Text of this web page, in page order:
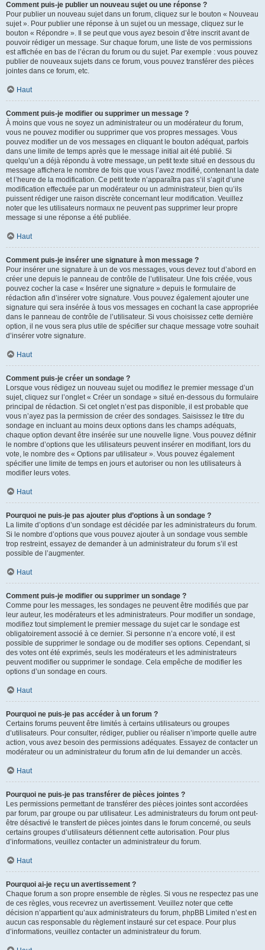
Comment puis-je publier un nouveau sujet ou une réponse ?
Pour publier un nouveau sujet dans un forum, cliquez sur le bouton « Nouveau
sujet ». Pour publier une réponse à un sujet ou un message, cliquez sur le
bouton « Répondre ». Il se peut que vous ayez besoin d’être inscrit avant de
pouvoir rédiger un message. Sur chaque forum, une liste de vos permissions
est affichée en bas de l’écran du forum ou du sujet. Par exemple : vous pouvez
publier de nouveaux sujets dans ce forum, vous pouvez transférer des pièces
jointes dans ce forum, etc.
Haut
Comment puis-je modifier ou supprimer un message ?
À moins que vous ne soyez un administrateur ou un modérateur du forum,
vous ne pouvez modifier ou supprimer que vos propres messages. Vous
pouvez modifier un de vos messages en cliquant le bouton adéquat, parfois
dans une limite de temps après que le message initial ait été publié. Si
quelqu’un a déjà répondu à votre message, un petit texte situé en dessous du
message affichera le nombre de fois que vous l’avez modifié, contenant la date
et l’heure de la modification. Ce petit texte n’apparaîtra pas s’il s’agit d’une
modification effectuée par un modérateur ou un administrateur, bien qu’ils
puissent rédiger une raison discrète concernant leur modification. Veuillez
noter que les utilisateurs normaux ne peuvent pas supprimer leur propre
message si une réponse a été publiée.
Haut
Comment puis-je insérer une signature à mon message ?
Pour insérer une signature à un de vos messages, vous devez tout d’abord en
créer une depuis le panneau de contrôle de l’utilisateur. Une fois créée, vous
pouvez cocher la case « Insérer une signature » depuis le formulaire de
rédaction afin d’insérer votre signature. Vous pouvez également ajouter une
signature qui sera insérée à tous vos messages en cochant la case appropriée
dans le panneau de contrôle de l’utilisateur. Si vous choisissez cette dernière
option, il ne vous sera plus utile de spécifier sur chaque message votre souhait
d’insérer votre signature.
Haut
Comment puis-je créer un sondage ?
Lorsque vous rédigez un nouveau sujet ou modifiez le premier message d’un
sujet, cliquez sur l’onglet « Créer un sondage » situé en-dessous du formulaire
principal de rédaction. Si cet onglet n’est pas disponible, il est probable que
vous n’ayez pas la permission de créer des sondages. Saisissez le titre du
sondage en incluant au moins deux options dans les champs adéquats,
chaque option devant être insérée sur une nouvelle ligne. Vous pouvez définir
le nombre d’options que les utilisateurs peuvent insérer en modifiant, lors du
vote, le nombre des « Options par utilisateur ». Vous pouvez également
spécifier une limite de temps en jours et autoriser ou non les utilisateurs à
modifier leurs votes.
Haut
Pourquoi ne puis-je pas ajouter plus d’options à un sondage ?
La limite d’options d’un sondage est décidée par les administrateurs du forum.
Si le nombre d’options que vous pouvez ajouter à un sondage vous semble
trop restreint, essayez de demander à un administrateur du forum s’il est
possible de l’augmenter.
Haut
Comment puis-je modifier ou supprimer un sondage ?
Comme pour les messages, les sondages ne peuvent être modifiés que par
leur auteur, les modérateurs et les administrateurs. Pour modifier un sondage,
modifiez tout simplement le premier message du sujet car le sondage est
obligatoirement associé à ce dernier. Si personne n’a encore voté, il est
possible de supprimer le sondage ou de modifier ses options. Cependant, si
des votes ont été exprimés, seuls les modérateurs et les administrateurs
peuvent modifier ou supprimer le sondage. Cela empêche de modifier les
options d’un sondage en cours.
Haut
Pourquoi ne puis-je pas accéder à un forum ?
Certains forums peuvent être limités à certains utilisateurs ou groupes
d’utilisateurs. Pour consulter, rédiger, publier ou réaliser n’importe quelle autre
action, vous avez besoin des permissions adéquates. Essayez de contacter un
modérateur ou un administrateur du forum afin de lui demander un accès.
Haut
Pourquoi ne puis-je pas transférer de pièces jointes ?
Les permissions permettant de transférer des pièces jointes sont accordées
par forum, par groupe ou par utilisateur. Les administrateurs du forum ont peut-
être désactivé le transfert de pièces jointes dans le forum concerné, ou seuls
certains groupes d’utilisateurs détiennent cette autorisation. Pour plus
d’informations, veuillez contacter un administrateur du forum.
Haut
Pourquoi ai-je reçu un avertissement ?
Chaque forum a son propre ensemble de règles. Si vous ne respectez pas une
de ces règles, vous recevrez un avertissement. Veuillez noter que cette
décision n’appartient qu’aux administrateurs du forum, phpBB Limited n’est en
aucun cas responsable du règlement instauré sur cet espace. Pour plus
d’informations, veuillez contacter un administrateur du forum.